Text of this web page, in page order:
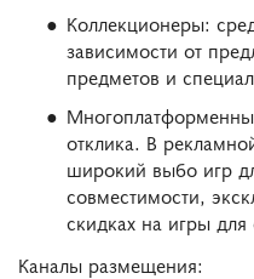
Коллекционеры:
зависимости от
предметов и
отклика. В
широкий выбо игр
совместимости,
скидках на игры
Каналы размещения: